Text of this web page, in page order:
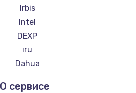
Irbis
Intel
DEXP
iru
Dahua
О сервисе